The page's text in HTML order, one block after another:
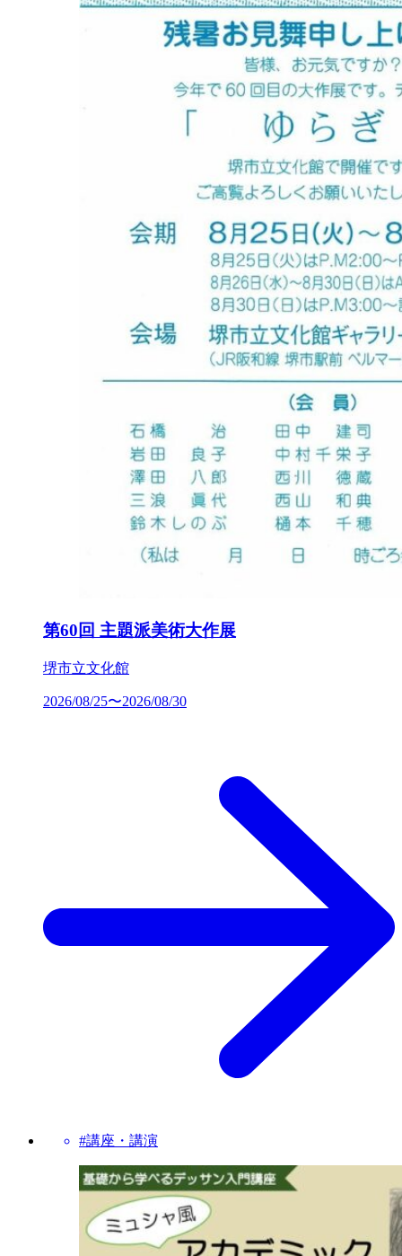
第60回 主題派美術大作展
堺市立文化館
2026/08/25〜2026/08/30
#講座・講演